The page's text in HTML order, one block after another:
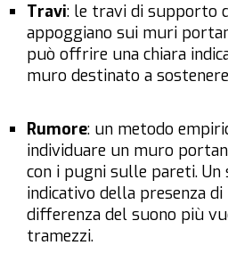
Travi: le travi di supporto
appoggiano sui muri
può offrire una chiara
muro destinato a
Rumore: un metodo
individuare un muro
con i pugni sulle pareti. Un
indicativo della presenza
differenza del suono più
tramezzi.